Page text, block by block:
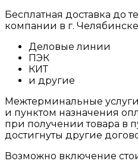
Бесплатная доставка до
компании в г.
Деловые линии
ПЭК
КИТ
и другие
Межтерминальные
и пунктом назначения
при получении товара в
достигнуты другие
Возможно включение